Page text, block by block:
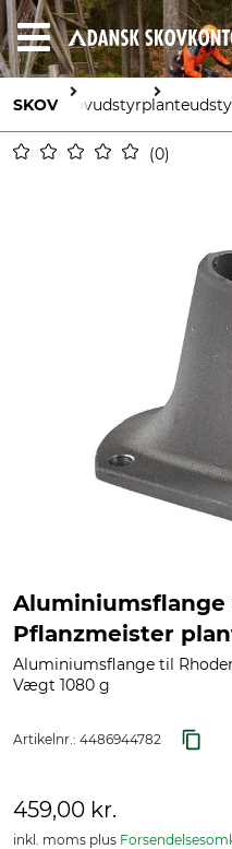
SKOV skovudstyr
0
Aluminiumsflange
Pflanzmeister
Aluminiumsflange til
Vægt 1080 g
Artikelnr.: 4486944782
459,00 kr.
inkl. moms plus